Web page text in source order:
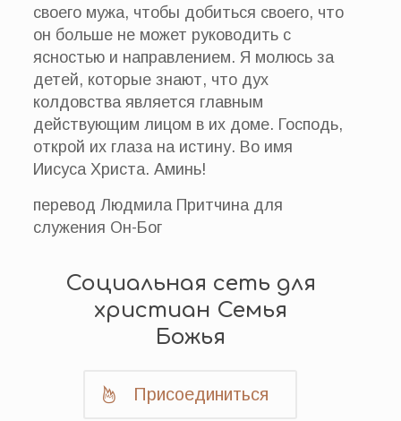
своего мужа, чтобы добиться своего, что
он больше не может руководить с
ясностью и направлением. Я молюсь за
детей, которые знают, что дух
колдовства является главным
действующим лицом в их доме. Господь,
открой их глаза на истину. Во имя
Иисуса Христа. Аминь!
перевод Людмила Притчина для
служения Он-Бог
Социальная сеть для
христиан Семья
Божья
Присоединиться